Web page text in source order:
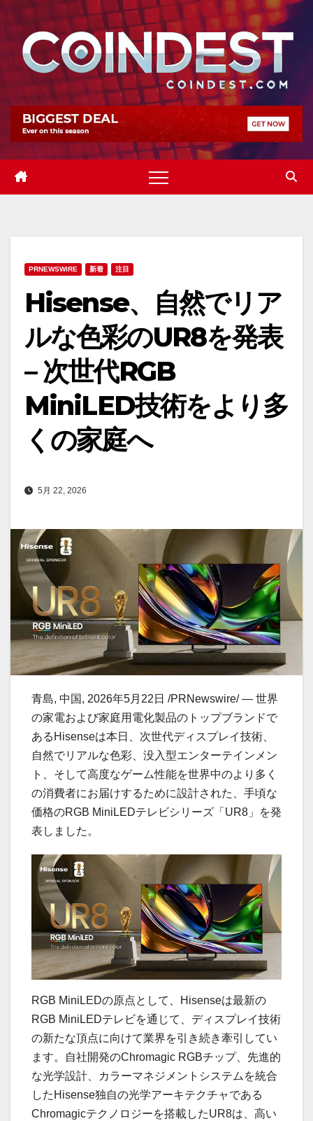
Skip
content
PRNEWSWIRE 新着 注目
Hisense、自然でリア
ルな色彩のUR8を発表
– 次世代RGB
MiniLED技術をより多
くの家庭へ
5月 22, 2026
青島, 中国, 2026年5月22日 /PRNewswire/ — 世界
の家電および家庭用電化製品のトップブランドで
あるHisenseは本日、次世代ディスプレイ技術、
自然でリアルな色彩、没入型エンターテインメン
ト、そして高度なゲーム性能を世界中のより多く
の消費者にお届けするために設計された、手頃な
価格のRGB MiniLEDテレビシリーズ「UR8」を発
表しました。
RGB MiniLEDの原点として、Hisenseは最新の
RGB MiniLEDテレビを通じて、ディスプレイ技術
の新たな頂点に向けて業界を引き続き牽引してい
ます。自社開発のChromagic RGBチップ、先進的
な光学設計、カラーマネジメントシステムを統合
したHisense独自の光学アーキテクチャである
Chromagicテクノロジーを搭載したUR8は、高い